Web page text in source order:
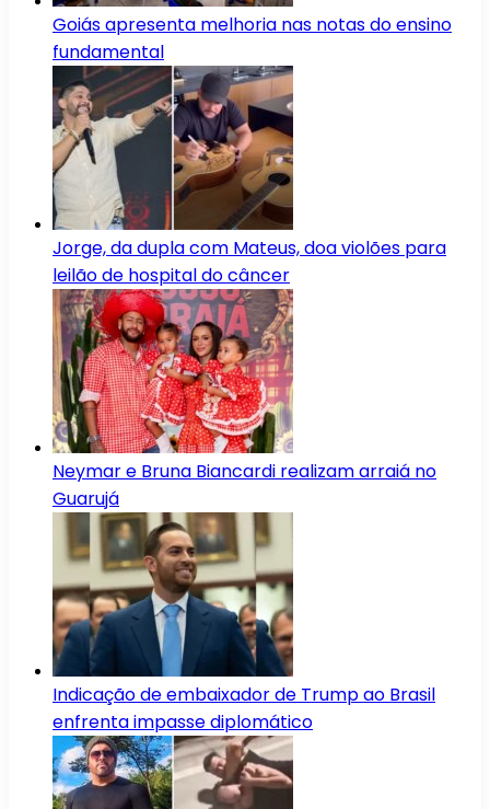
Goiás apresenta melhoria nas notas do ensino
fundamental
Jorge, da dupla com Mateus, doa violões para
leilão de hospital do câncer
Neymar e Bruna Biancardi realizam arraiá no
Guarujá
Indicação de embaixador de Trump ao Brasil
enfrenta impasse diplomático